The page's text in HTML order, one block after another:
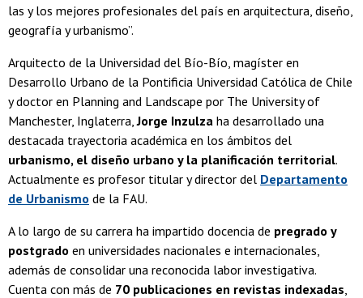
las y los mejores profesionales del país en arquitectura, diseño,
geografía y urbanismo”.
Arquitecto de la Universidad del Bío-Bío, magíster en
Desarrollo Urbano de la Pontificia Universidad Católica de Chile
y doctor en Planning and Landscape por The University of
Manchester, Inglaterra,Jorge Inzulza ha desarrollado una
destacada trayectoria académica en los ámbitos del
urbanismo, el diseño urbano y la planificación territorial.
Actualmente es profesor titular y director del Departamento
de Urbanismo de la FAU.
A lo largo de su carrera ha impartido docencia de pregrado y
postgrado en universidades nacionales e internacionales,
además de consolidar una reconocida labor investigativa.
Cuenta con más de 70 publicaciones en revistas indexadas